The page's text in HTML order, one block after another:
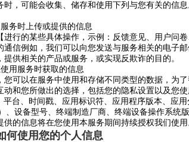
时，可能会收集、储存和使用下列与您有关的信
务时上传或提供的信息
进行的某些具体操作，示例：反馈意见、用户问
通信例如，我们可以向您发送与服务相关的电子
提供相关的产品或服务，或实现反欺诈的目的。
用服务时获取的信息
您可以在服务中使用和存储不同类型的数据，为
动和您所做出的选择，包括您的隐私设置以及您
平台、时间戳、应用标识符、应用程序版本、应
、设备型号、终端制造厂商、终端设备操作系统
供的信息将在您使用本服务期间持续授权我们使用
何使用您的个人信息